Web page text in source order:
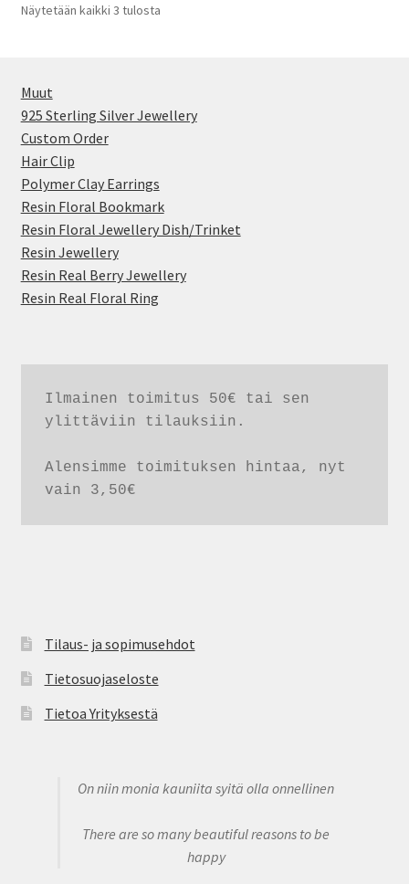
Näytetään kaikki 3 tulosta
Muut
925 Sterling Silver Jewellery
Custom Order
Hair Clip
Polymer Clay Earrings
Resin Floral Bookmark
Resin Floral Jewellery Dish/Trinket
Resin Jewellery
Resin Real Berry Jewellery
Resin Real Floral Ring
Ilmainen toimitus 50€ tai sen
ylittäviin tilauksiin.
Alensimme toimituksen hintaa, nyt
vain 3,50€
Tilaus- ja sopimusehdot
Tietosuojaseloste
Tietoa Yrityksestä
On niin monia kauniita syitä olla onnellinen
There are so many beautiful reasons to be
happy